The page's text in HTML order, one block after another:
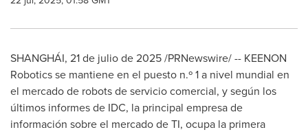
SHANGHÁI, 21 de julio de 2025/PRNewswire/ -- KEENON
Robotics se mantiene en el puesto n.º 1 a nivel mundial en
el mercado de robots de servicio comercial, y según los
últimos informes de IDC, la principal empresa de
información sobre el mercado de TI, ocupa la primera